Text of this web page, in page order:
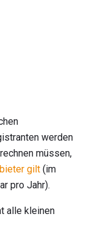
werden
müssen,
gilt (im
pro Jahr).
alle kleinen